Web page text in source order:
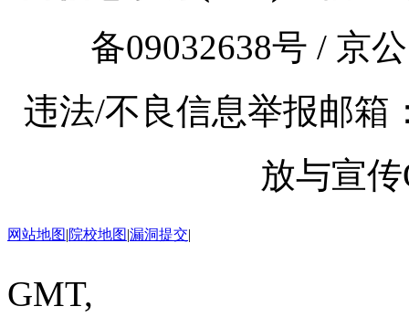
备09032638号 / 京
违法/不良信息举报邮箱
放与宣传
网站地图|院校地图|漏洞提交|
GMT,